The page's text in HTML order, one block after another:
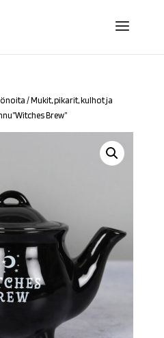
/Mukit, pikarit, kulhot ja
Brew”